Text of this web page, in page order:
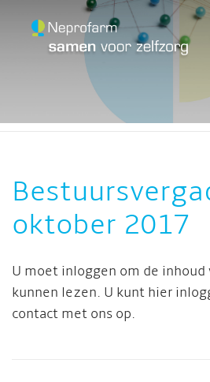
oktober 2017
U moet inloggen om de inhoud
kunnen lezen. U kunt hier
contact met ons op.